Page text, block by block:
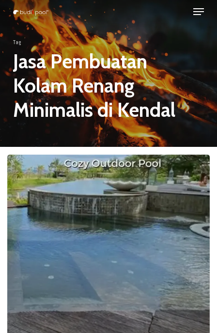
Skip
main
content
Menu
Tag
Jasa Pembuatan
Kolam Renang
Minimalis di Kendal
JASA
Pembuatan
KOLAM
RENANG
di
KENDAL